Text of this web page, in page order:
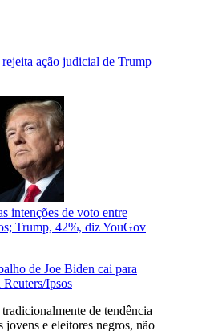
ação judicial de Trump
intenções de voto entre
Trump, 42%, diz YouGov
de Joe Biden cai para
Ipsos
de tendência
jovens e eleitores negros, não